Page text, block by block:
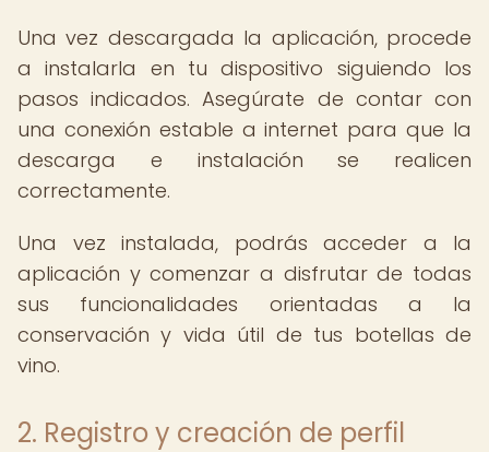
Una vez descargada la aplicación, procede
a instalarla en tu dispositivo siguiendo los
pasos indicados. Asegúrate de contar con
una conexión estable a internet para que la
descarga e instalación se realicen
correctamente.
Una vez instalada, podrás acceder a la
aplicación y comenzar a disfrutar de todas
sus funcionalidades orientadas a la
conservación y vida útil de tus botellas de
vino.
2. Registro y creación de perfil